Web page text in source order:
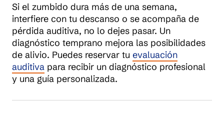
Si el zumbido dura más de una semana,
interfiere con tu descanso o se acompaña de
pérdida auditiva, no lo dejes pasar. Un
diagnóstico temprano mejora las posibilidades
de alivio. Puedes reservar tu evaluación
auditiva para recibir un diagnóstico profesional
y una guía personalizada.